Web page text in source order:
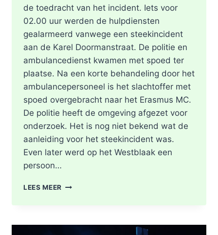
de toedracht van het incident. Iets voor
02.00 uur werden de hulpdiensten
gealarmeerd vanwege een steekincident
aan de Karel Doormanstraat. De politie en
ambulancedienst kwamen met spoed ter
plaatse. Na een korte behandeling door het
ambulancepersoneel is het slachtoffer met
spoed overgebracht naar het Erasmus MC.
De politie heeft de omgeving afgezet voor
onderzoek. Het is nog niet bekend wat de
aanleiding voor het steekincident was.
Even later werd op het Westblaak een
persoon…
LEES MEER POLITIE
STEEKINCIDENT